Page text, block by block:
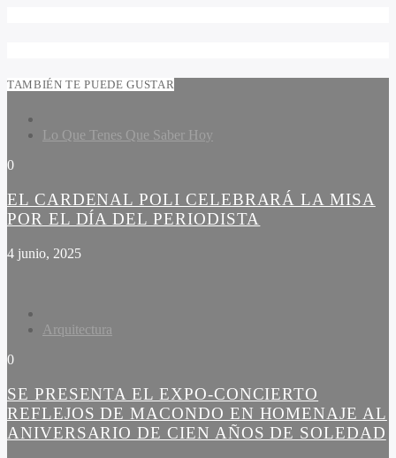
TAMBIÉN TE PUEDE GUSTAR
Lo Que Tenes Que Saber Hoy
0
EL CARDENAL POLI CELEBRARÁ LA MISA
POR EL DÍA DEL PERIODISTA
4 junio, 2025
Arquitectura
0
SE PRESENTA EL EXPO-CONCIERTO
REFLEJOS DE MACONDO EN HOMENAJE AL
ANIVERSARIO DE CIEN AÑOS DE SOLEDAD